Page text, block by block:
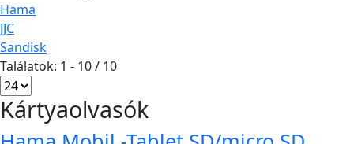
Hama
JJC
Sandisk
Találatok: 1 - 10 / 10
Kártyaolvasók